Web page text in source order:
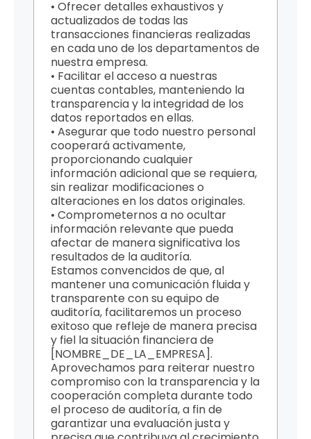
• Ofrecer detalles exhaustivos y
actualizados de todas las
transacciones financieras realizadas
en cada uno de los departamentos de
nuestra empresa.
• Facilitar el acceso a nuestras
cuentas contables, manteniendo la
transparencia y la integridad de los
datos reportados en ellas.
• Asegurar que todo nuestro personal
cooperará activamente,
proporcionando cualquier
información adicional que se requiera,
sin realizar modificaciones o
alteraciones en los datos originales.
• Comprometernos a no ocultar
información relevante que pueda
afectar de manera significativa los
resultados de la auditoría.
Estamos convencidos de que, al
mantener una comunicación fluida y
transparente con su equipo de
auditoría, facilitaremos un proceso
exitoso que refleje de manera precisa
y fiel la situación financiera de
[NOMBRE_DE_LA_EMPRESA].
Aprovechamos para reiterar nuestro
compromiso con la transparencia y la
cooperación completa durante todo
el proceso de auditoría, a fin de
garantizar una evaluación justa y